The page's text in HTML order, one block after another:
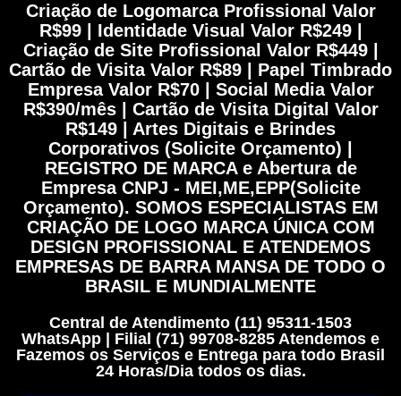
Criação de Logomarca Profissional Valor
R$99 | Identidade Visual Valor R$249 |
Criação de Site Profissional Valor R$449 |
Cartão de Visita Valor R$89 | Papel Timbrado
Empresa Valor R$70 | Social Media Valor
R$390/mês | Cartão de Visita Digital Valor
R$149 | Artes Digitais e Brindes
Corporativos (Solicite Orçamento) |
REGISTRO DE MARCA e Abertura de
Empresa CNPJ - MEI,ME,EPP(Solicite
Orçamento). SOMOS ESPECIALISTAS EM
CRIAÇÃO DE LOGO MARCA ÚNICA COM
DESIGN PROFISSIONAL E ATENDEMOS
EMPRESAS DE BARRA MANSA DE TODO O
BRASIL E MUNDIALMENTE
Central de Atendimento (11) 95311-1503
WhatsApp | Filial (71) 99708-8285 Atendemos e
Fazemos os Serviços e Entrega para todo Brasil
24 Horas/Dia todos os dias.